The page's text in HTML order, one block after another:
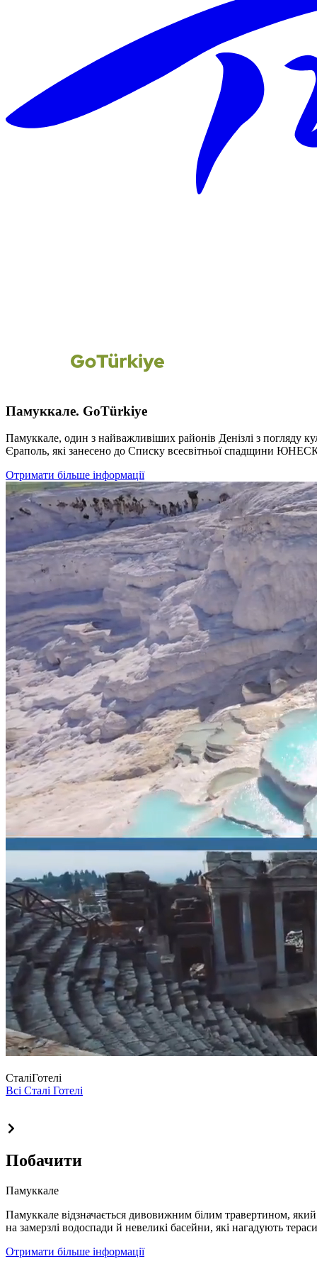
Памуккале. GoTürkiye
Памуккале, один з найважливіших районів Денізлі з погляду
Єраполь, які занесено до Списку всесвітньої спадщини
Отримати більше інформації
СталіГотелі
Всі Сталі Готелі
Побачити
Памуккале
Памуккале відзначається дивовижним білим травертином,
на замерзлі водоспади й невеликі басейни, які нагадують
Отримати більше інформації